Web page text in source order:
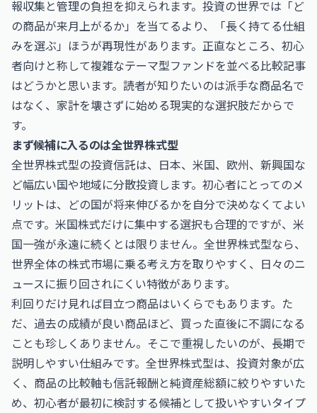
報収集と管理の負担を抑えられます。投資の世界では「ど
の商品が来月上がるか」を当てるより、「長く持てる仕組
みを選ぶ」ほうが再現性があります。正直なところ、初心
者向けと称して複雑なテーマ型ファンドを並べる比較記事
はどうかと思います。読者が知りたいのは派手な商品名で
はなく、家計を壊さずに始める現実的な選択肢だからで
す。
まず候補に入るのは全世界株式型
全世界株式型の投資信託は、日本、米国、欧州、新興国な
ど幅広い国や地域に分散投資します。初心者にとってのメ
リットは、どの国が将来伸びるかを自分で決めなくてよい
点です。米国株式だけに集中する選択も合理的ですが、米
国一強が永遠に続くとは限りません。全世界株式型なら、
世界全体の株式市場に乗る考え方を取りやすく、日々のニ
ュースに振り回されにくい特徴があります。
利回りだけ見れば目立つ商品はいくらでもあります。た
だ、過去の成績が良い商品ほど、買った直後に不調になる
ことも珍しくありません。そこで重視したいのが、長期で
説明しやすい仕組みです。全世界株式型は、投資対象が広
く、商品の比較軸も信託報酬と純資産総額に絞りやすいた
め、初心者が最初に検討する候補として扱いやすいタイプ